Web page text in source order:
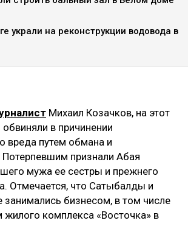
украли на реконструкции водовода в
Михаил Козачков, на этот
в причинении
вреда путем обмана и
Потерпевшим признали Абая
мужа ее сестры и прежнего
Отмечается, что Сатыбалды и
занимались бизнесом, в том числе
жилого комплекса «Восточка» в